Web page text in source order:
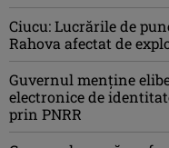
Ciucu: Lucrările de
Rahova afectat de
Guvernul menține
electronice de
prin PNRR